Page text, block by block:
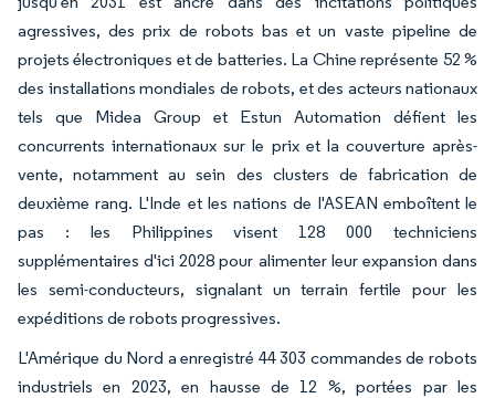
agressives, des prix de robots bas et un vaste pipeline de
projets électroniques et de batteries. La Chine représente 52 %
des installations mondiales de robots, et des acteurs nationaux
tels que Midea Group et Estun Automation défient les
concurrents internationaux sur le prix et la couverture après-
vente, notamment au sein des clusters de fabrication de
deuxième rang. L'Inde et les nations de l'ASEAN emboîtent le
pas : les Philippines visent 128 000 techniciens
supplémentaires d'ici 2028 pour alimenter leur expansion dans
les semi-conducteurs, signalant un terrain fertile pour les
expéditions de robots progressives.
L'Amérique du Nord a enregistré 44 303 commandes de robots
industriels en 2023, en hausse de 12 %, portées par les